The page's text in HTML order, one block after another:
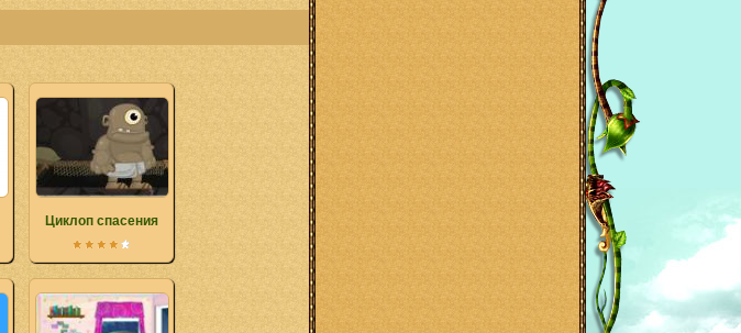
Циклоп спасения